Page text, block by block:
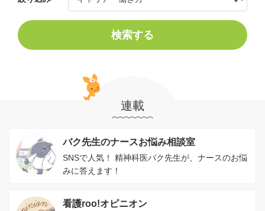
検索する
連載
バク先生のナースお悩み相談室
SNSで人気！ 精神科医バク先生が、ナースのお悩
みに答えます！
看護roo!オピニオン